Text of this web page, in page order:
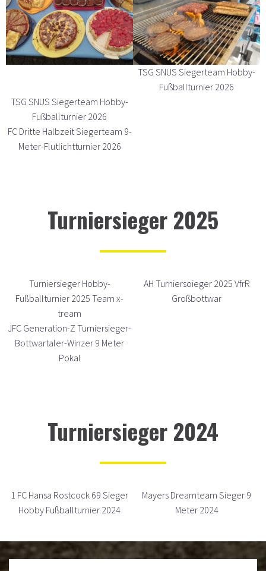
TSG SNUS Siegerteam Hobby-
Fußballturnier 2026
TSG SNUS Siegerteam Hobby-
Fußballturnier 2026
FC Dritte Halbzeit Siegerteam 9-
Meter-Flutlichtturnier 2026
Turniersieger 2025
Turniersieger Hobby-
Fußballturnier 2025 Team x-
tream
AH Turniersoieger 2025 VfrR
Großbottwar
JFC Generation-Z Turniersieger-
Bottwartaler-Winzer 9 Meter
Pokal
Turniersieger 2024
1 FC Hansa Rostcock 69 Sieger
Hobby Fußballturnier 2024
Mayers Dreamteam Sieger 9
Meter 2024